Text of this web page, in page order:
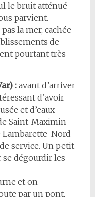
le bruit atténué
parvient.
la mer, cachée
de
pourtant très
:avant d’arriver
d’avoir
et d’eaux
Saint-Maximin
Lambarette-Nord
service. Un petit
se dégourdir les
et on
par un pont,